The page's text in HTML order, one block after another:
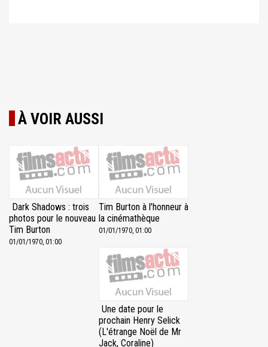
À VOIR AUSSI
Dark Shadows : trois
photos pour le nouveau
Tim Burton
01/01/1970, 01:00
Tim Burton à l'honneur à
la cinémathèque
01/01/1970, 01:00
Une date pour le
prochain Henry Selick
(L'étrange Noël de Mr
Jack, Coraline)